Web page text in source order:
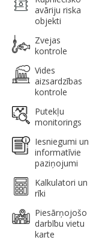
avāriju riska
objekti
Zvejas
kontrole
Vides
aizsardzības
kontrole
Putekļu
monitorings
Iesniegumi un
informatīvie
paziņojumi
Kalkulatori un
rīki
Piesārņojošo
darbību vietu
karte